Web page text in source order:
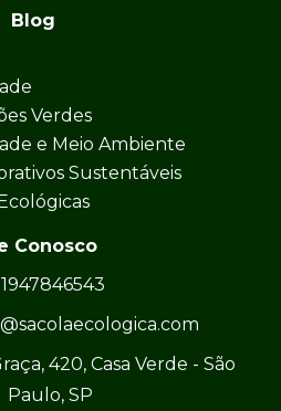
Blog
Verdes
e Meio Ambiente
Sustentáveis
Conosco
420, Casa Verde - São
Paulo, SP